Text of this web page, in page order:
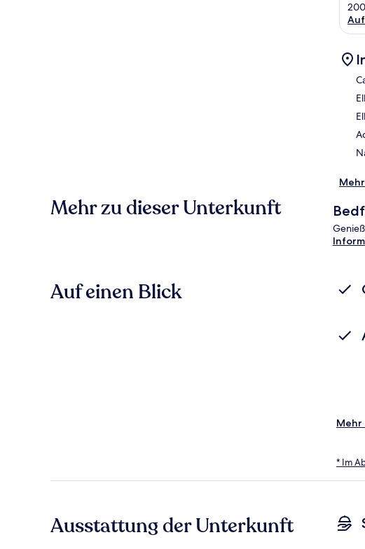
Mehr zu dieser Unterkunft
Auf einen Blick
Mehr
* Im
Ausstattung der Unterkunft